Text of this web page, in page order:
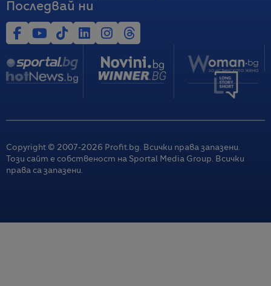
Последвай ни
Copyright © 2007-2026 Profit.bg. Всички права запазени.
Този сайт е собственост на Sportal Media Group. Всички
права са запазени.